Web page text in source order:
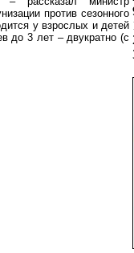
против сезонного
у взрослых и детей
до 3 лет – двукратно (с